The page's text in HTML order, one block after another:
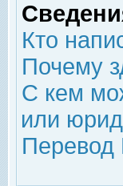
Кто
Почему
С кем
или
Перевод